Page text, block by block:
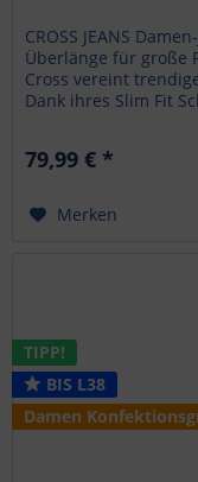
CROSS JEANS
Überlänge für große
Cross vereint
Dank ihres Slim Fit
79,99 € *
Merken
TIPP!
BIS L38
Damen